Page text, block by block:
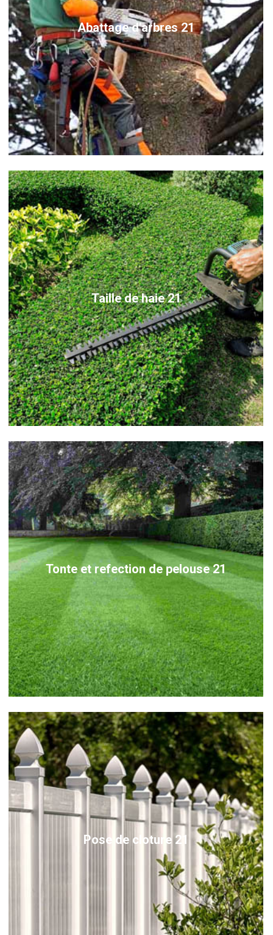
Abattage d'arbres 21
Taille de haie 21
Tonte et refection de pelouse 21
Pose de cloture 21